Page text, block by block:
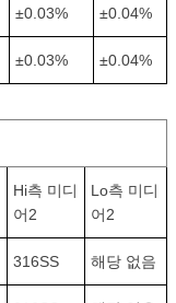
±0.03% ±0.04%
±0.03% ±0.04%
Hi측 미디
어2
Lo측 미디
어2
316SS 해당 없음